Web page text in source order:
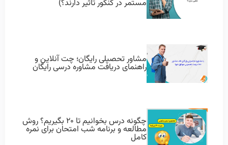
مستمر در کنکور تاثیر دارند؟)
مشاور تحصیلی رایگان؛ چت آنلاین و
راهنمای دریافت مشاوره درسی رایگان
چگونه درس بخوانیم تا ۲۰ بگیریم؟ روش
مطالعه و برنامه شب امتحان برای نمره
کامل